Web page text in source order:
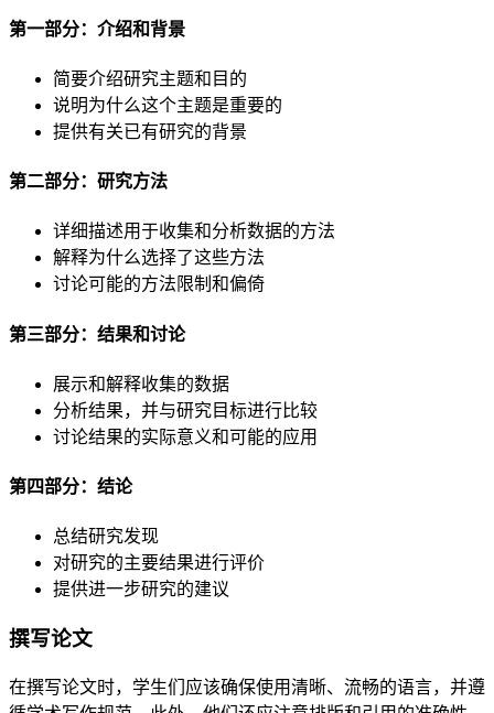
第一部分：介绍和背景
简要介绍研究主题和目的
说明为什么这个主题是重要的
提供有关已有研究的背景
第二部分：研究方法
详细描述用于收集和分析数据的方法
解释为什么选择了这些方法
讨论可能的方法限制和偏倚
第三部分：结果和讨论
展示和解释收集的数据
分析结果，并与研究目标进行比较
讨论结果的实际意义和可能的应用
第四部分：结论
总结研究发现
对研究的主要结果进行评价
提供进一步研究的建议
撰写论文
在撰写论文时，学生们应该确保使用清晰、流畅的语言，并遵